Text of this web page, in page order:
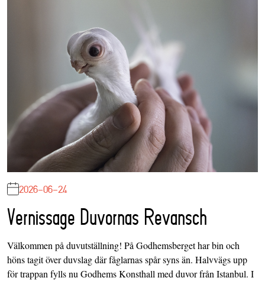
2026-06-24
Vernissage Duvornas Revansch
Välkommen på duvutställning! På Godhemsberget har bin och
höns tagit över duvslag där fåglarnas spår syns än. Halvvägs upp
för trappan fylls nu Godhems Konsthall med duvor från Istanbul. I